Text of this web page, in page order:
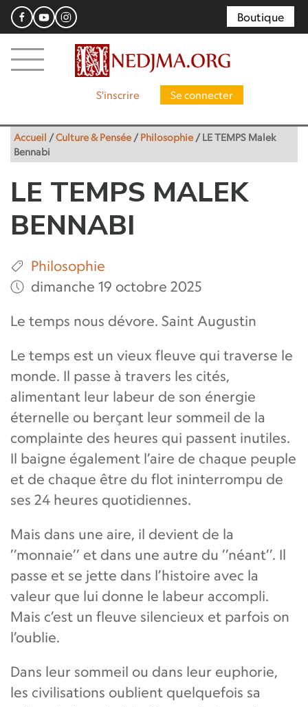
Boutique
S'inscrire Se connecter
Accueil /Culture & Pensée /Philosophie /LE TEMPS Malek
Bennabi
LE TEMPS MALEK
BENNABI
Philosophie
dimanche 19 octobre 2025
Le temps nous dévore. Saint Augustin
Le temps est un vieux fleuve qui traverse le
monde. Il passe à travers les cités,
alimentant leur labeur de son énergie
éternelle ou berçant leur sommeil de la
complainte des heures qui passent inutiles.
Il baigne également l’aire de chaque peuple
et de chaque être du flot ininterrompu de
ses 24 heures quotidiennes.
Mais dans une aire, il devient de la
’’monnaie’’ et dans une autre du ’’néant’’. Il
passe et se jette dans l’histoire avec la
valeur que lui donne le labeur accompli.
Mais c’est un fleuve silencieux et parfois on
l’oublie.
Dans leur sommeil ou dans leur euphorie,
les civilisations oublient quelquefois sa